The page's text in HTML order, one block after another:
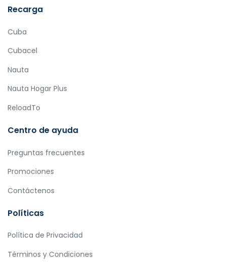
Recarga
Cuba
Cubacel
Nauta
Nauta Hogar Plus
ReloadTo
Centro de ayuda
Preguntas frecuentes
Promociones
Contáctenos
Políticas
Política de Privacidad
Términos y Condiciones